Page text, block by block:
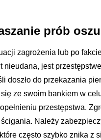
prób
zagrożenia lub po
jest
doszło do przekazania
ze swoim bankiem w
przestępstwa.
Należy
często szybko znika z